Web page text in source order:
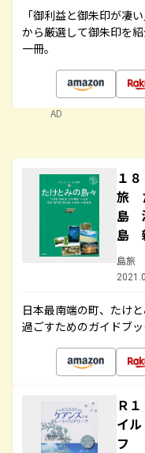
「御利益と御朱印が凄
から厳選して御朱印を
一冊。
AD
１
旅
島
島
島旅
日本最南端の町、たけ
過ごすためのガイドブッ
Ｒ
イ
フ